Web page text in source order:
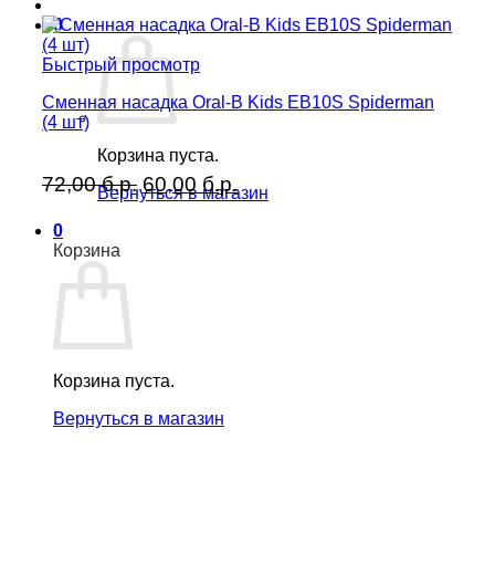
0
Корзина пуста.
Вернуться в магазин
0
Корзина
Корзина пуста.
Вернуться в магазин
Быстрый просмотр
Сменная насадка Oral-B Kids EB10S Spiderman
(4 шт)
72,00б.р. Первоначальная
цена
60,00 б.р.
цена: